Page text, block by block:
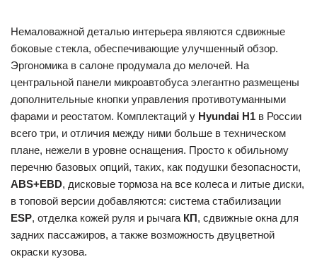
Немаловажной деталью интерьера являются сдвижные
боковые стекла, обеспечивающие улучшенный обзор.
Эргономика в салоне продумала до мелочей. На
центральной панели микроавтобуса элегантно размещены
дополнительные кнопки управления противотуманными
фарами и реостатом. Комплектаций у Hyundai H1 в России
всего три, и отличия между ними больше в техническом
плане, нежели в уровне оснащения. Просто к обильному
перечню базовых опций, таких, как подушки безопасности,
ABS+EBD, дисковые тормоза на все колеса и литые диски,
в топовой версии добавляются: система стабилизации
ESP, отделка кожей руля и рычага КП, сдвижные окна для
задних пассажиров, а также возможность двуцветной
окраски кузова.